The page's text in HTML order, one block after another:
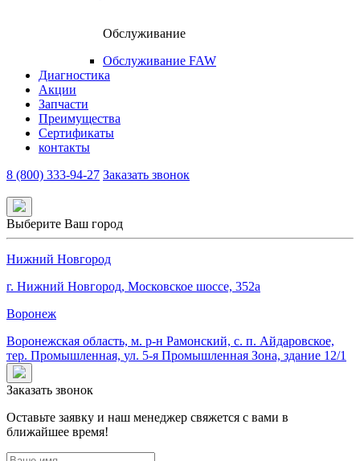
Обслуживание
Обслуживание FAW
Диагностика
Акции
Запчасти
Преимущества
Сертификаты
контакты
8 (800) 333-94-27 Заказать звонок
Выберите Ваш город
Нижний Новгород
г. Нижний Новгород, Московское шоссе, 352а
Воронеж
Воронежская область, м. р-н Рамонский, с. п. Айдаровское,
тер. Промышленная, ул. 5-я Промышленная Зона, здание 12/1
Заказать звонок
Оставьте заявку и наш менеджер свяжется с вами в
ближайшее время!